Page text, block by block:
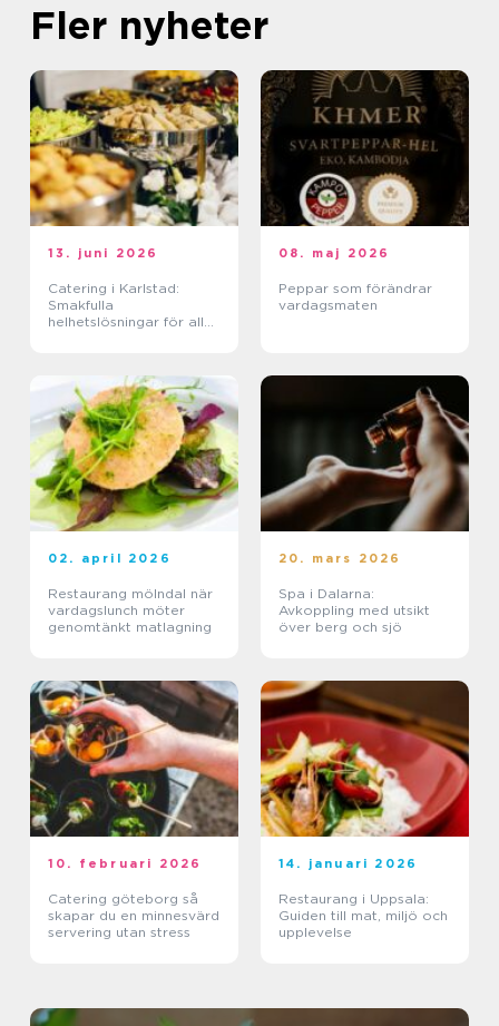
Fler nyheter
13. juni 2026
Catering i Karlstad:
Smakfulla
helhetslösningar för alla
08. maj 2026
Peppar som förändrar
vardagsmaten
02. april 2026
Restaurang mölndal när
vardagslunch möter
genomtänkt matlagning
20. mars 2026
Spa i Dalarna:
Avkoppling med utsikt
över berg och sjö
10. februari 2026
Catering göteborg så
skapar du en minnesvärd
servering utan stress
14. januari 2026
Restaurang i Uppsala:
Guiden till mat, miljö och
upplevelse